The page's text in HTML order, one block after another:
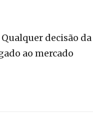
decisão da
ao mercado